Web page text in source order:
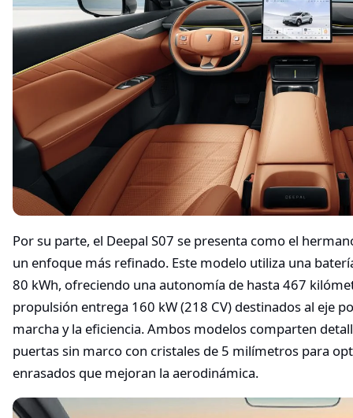
Por su parte, el Deepal S07 se presenta como el
un enfoque más refinado. Este modelo utiliza una
80 kWh, ofreciendo una autonomía de hasta 467
propulsión entrega 160 kW (218 CV) destinados al eje
marcha y la eficiencia. Ambos modelos comparten
puertas sin marco con cristales de 5 milímetros para
enrasados que mejoran la aerodinámica.